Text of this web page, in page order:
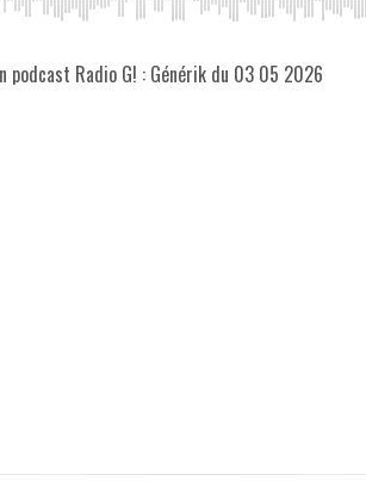
podcast Radio G! : Générik du 03 05 2026